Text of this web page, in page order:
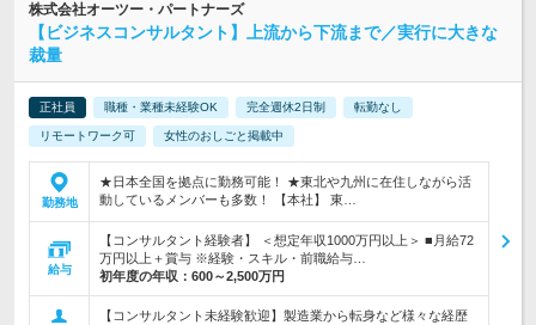
株式会社オーツー・パートナーズ
【ビジネスコンサルタント】上流から下流まで／実行に大きな
裁量
正社員 職種・業種未経験OK 完全週休2日制 転勤なし
リモートワーク可 女性のおしごと掲載中
勤務地
★日本全国を拠点に勤務可能！ ★東北や九州に在住しながら活
動しているメンバーも多数！ 【本社】 東…
給与
【コンサルタント経験者】 ＜想定年収1000万円以上＞ ■月給72
万円以上＋賞与 ※経験・スキル・前職給与…
初年度の年収： 600～2,500万円
【コンサルタント未経験歓迎】製造業から転身など様々な経歴